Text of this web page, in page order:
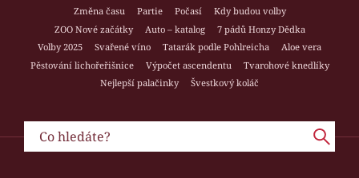
Změna času
Partie Počasí
Kdy budou volby
ZOO Nové začátky
Auto – katalog
7 pádů Honzy Dědka
Volby 2025
Svařené víno Tatarák podle Pohlreicha
Aloe vera
Pěstování lichořeřišnice
Výpočet ascendentu
Tvarohové knedlíky
Nejlepší palačinky
Švestkový koláč